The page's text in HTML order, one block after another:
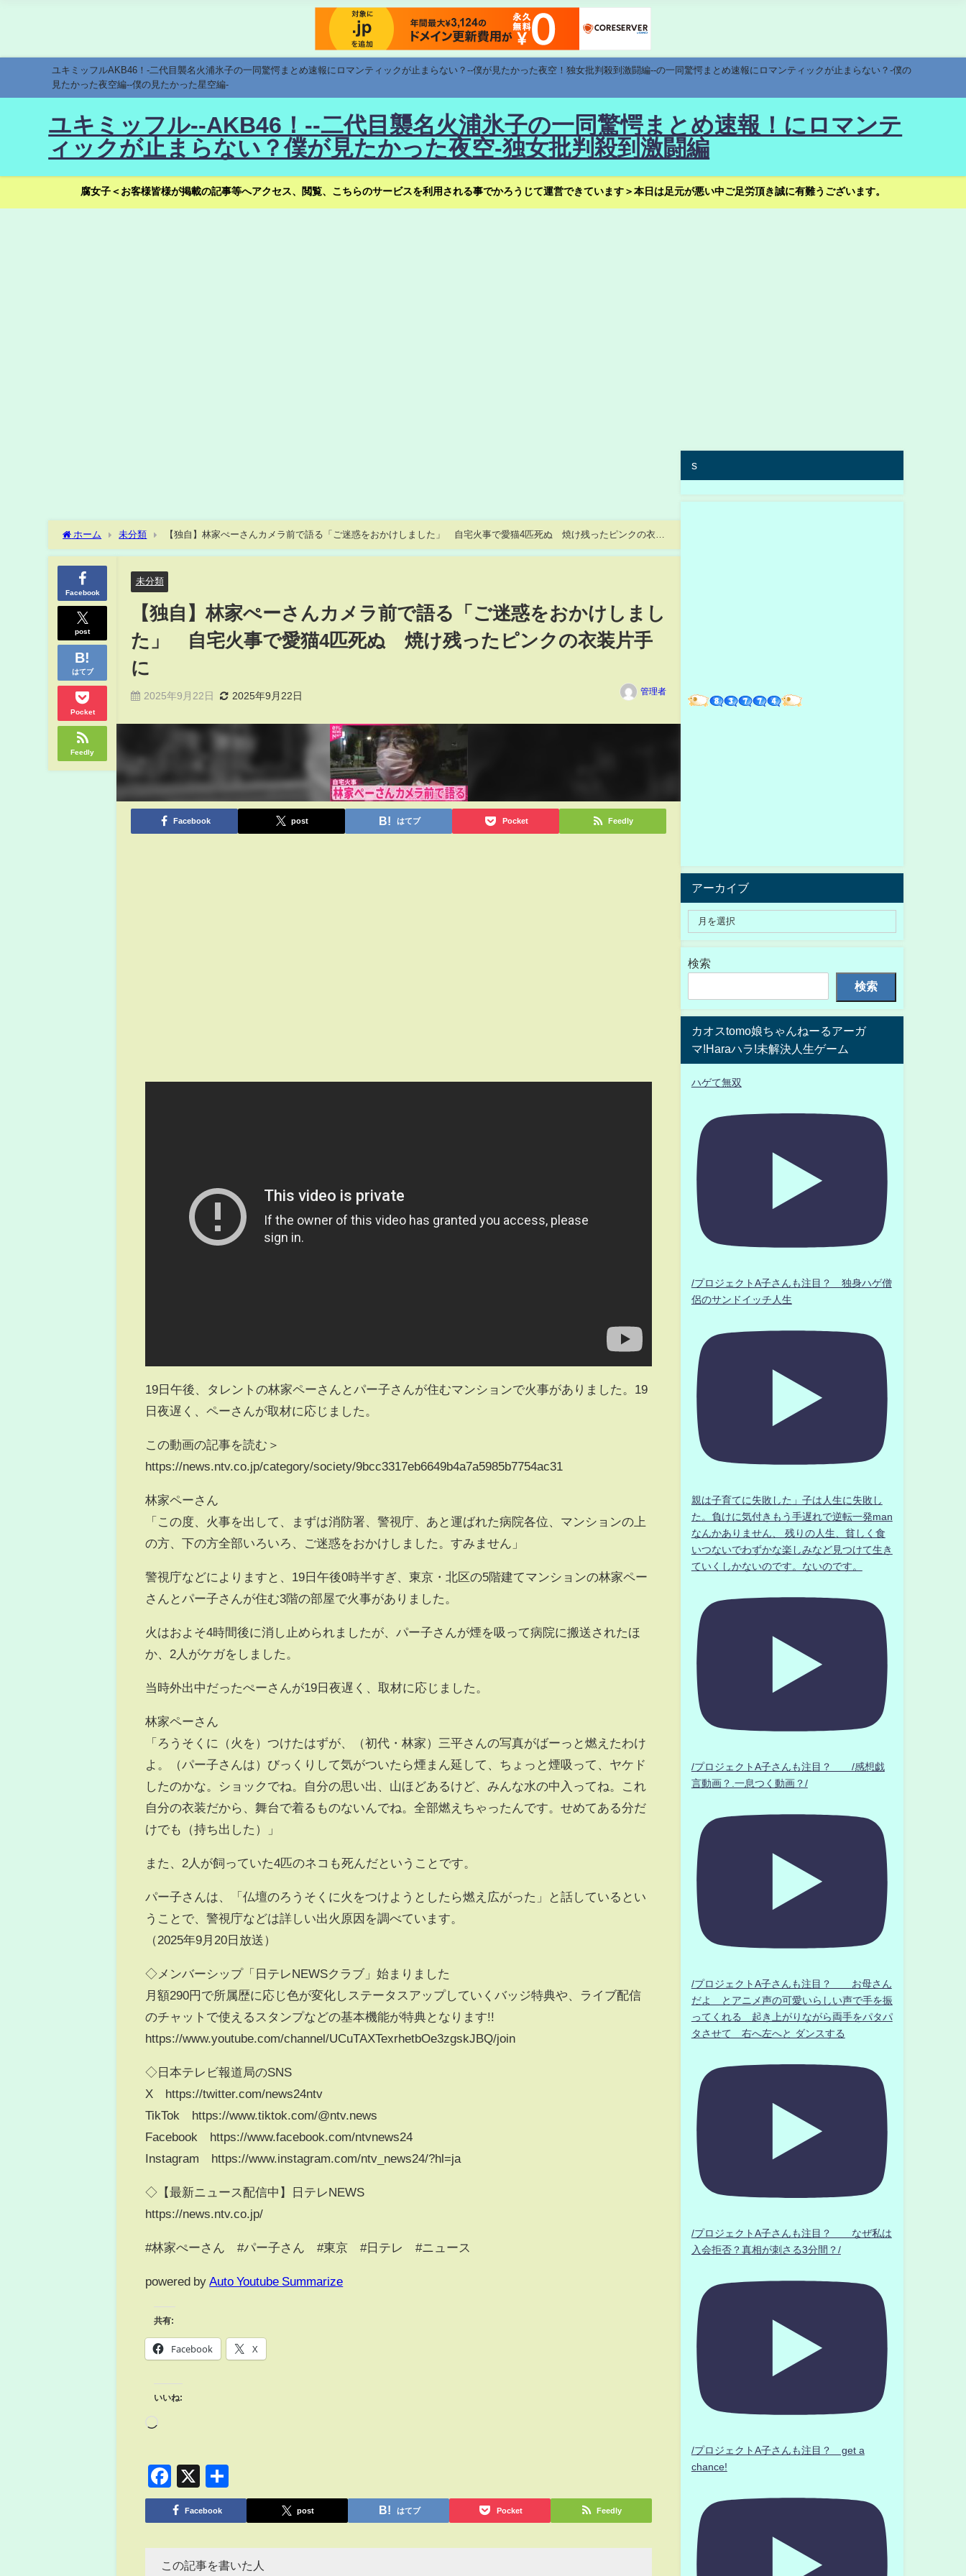
ユキミッフルAKB46！-二代目襲名火浦氷子の一同驚愕まとめ速報にロマンティックが止まらない？--僕が見たかった夜空！独女批判殺到激闘編--の一同驚愕まとめ速報にロマンティックが止まらない？-僕の
見たかった夜空編--僕の見たかった星空編-
ユキミッフル--AKB46！--二代目襲名火浦氷子の一同驚愕まとめ速報！にロマンテ
ィックが止まらない？僕が見たかった夜空-独女批判殺到激闘編
腐女子＜お客様皆様が掲載の記事等へアクセス、閲覧、こちらのサービスを利用される事でかろうじて運営できています＞本日は足元が悪い中ご足労頂き誠に有難うございます。
ホーム 未分類
【独自】林家ぺーさんカメラ前で語る「ご迷惑をおかけしました」 自宅火事で愛猫4匹死ぬ 焼け残ったピンクの衣装
片手に
Facebook
post
はてブ
Pocket
Feedly
未分類
【独自】林家ぺーさんカメラ前で語る「ご迷惑をおかけしまし
た」 自宅火事で愛猫4匹死ぬ 焼け残ったピンクの衣装片手
に
2025年9月22日 2025年9月22日 管理者
Facebook post はてブ Pocket Feedly
19日午後、タレントの林家ペーさんとパー子さんが住むマンションで火事がありました。19
日夜遅く、ペーさんが取材に応じました。
この動画の記事を読む＞
https://news.ntv.co.jp/category/society/9bcc3317eb6649b4a7a5985b7754ac31
林家ペーさん
「この度、火事を出して、まずは消防署、警視庁、あと運ばれた病院各位、マンションの上
の方、下の方全部いろいろ、ご迷惑をおかけしました。すみません」
警視庁などによりますと、19日午後0時半すぎ、東京・北区の5階建てマンションの林家ペー
さんとパー子さんが住む3階の部屋で火事がありました。
火はおよそ4時間後に消し止められましたが、パー子さんが煙を吸って病院に搬送されたほ
か、2人がケガをしました。
当時外出中だったぺーさんが19日夜遅く、取材に応じました。
林家ペーさん
「ろうそくに（火を）つけたはずが、（初代・林家）三平さんの写真がばーっと燃えたわけ
よ。（パー子さんは）びっくりして気がついたら煙まん延して、ちょっと煙吸って、ヤケド
したのかな。ショックでね。自分の思い出、山ほどあるけど、みんな水の中入ってね。これ
自分の衣装だから、舞台で着るものないんでね。全部燃えちゃったんです。せめてある分だ
けでも（持ち出した）」
また、2人が飼っていた4匹のネコも死んだということです。
パー子さんは、「仏壇のろうそくに火をつけようとしたら燃え広がった」と話しているとい
うことで、警視庁などは詳しい出火原因を調べています。
（2025年9月20日放送）
◇メンバーシップ「日テレNEWSクラブ」始まりました
月額290円で所属歴に応じ色が変化しステータスアップしていくバッジ特典や、ライブ配信
のチャットで使えるスタンプなどの基本機能が特典となります!!
https://www.youtube.com/channel/UCuTAXTexrhetbOe3zgskJBQ/join
◇日本テレビ報道局のSNS
X https://twitter.com/news24ntv
TikTok https://www.tiktok.com/@ntv.news
Facebook https://www.facebook.com/ntvnews24
Instagram https://www.instagram.com/ntv_news24/?hl=ja
◇【最新ニュース配信中】日テレNEWS
https://news.ntv.co.jp/
#林家ぺーさん #パー子さん #東京 #日テレ #ニュース
powered by Auto Youtube Summarize
共有:
Facebook X
いいね:
Facebook
X
有
Facebook post はてブ Pocket Feedly
この記事を書いた人
s
アーカイブ
検索
検索
カオスtomo娘ちゃんねーるアーガ
マ!Haraハラ!未解決人生ゲーム
ハゲて無双
/プロジェクトA子さんも注目？ 独身ハゲ僧
侶のサンドイッチ人生
親は子育てに失敗した」子は人生に失敗し
た。負けに気付きもう手遅れで逆転一発man
なんかありません、 残りの人生、貧しく食
いつないでわずかな楽しみなど見つけて生き
ていくしかないのです。ないのです。
/プロジェクトA子さんも注目？ /感想戯
言動画？.一息つく動画？/
/プロジェクトA子さんも注目？ お母さん
だよ とアニメ声の可愛いらしい声で手を振
ってくれる 起き上がりながら両手をパタパ
タさせて 右へ左へと ダンスする
/プロジェクトA子さんも注目？ なぜ私は
入会拒否？真相が刺さる3分間？/
/プロジェクトA子さんも注目？ get a
chance!